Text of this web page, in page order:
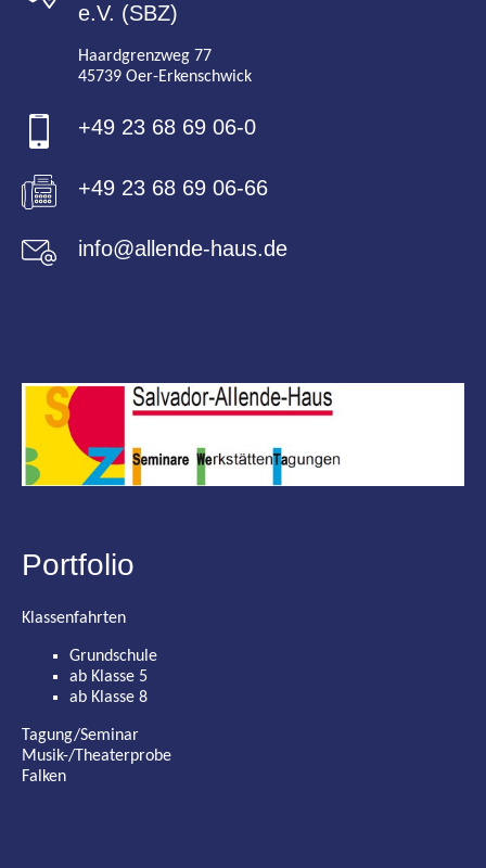
e.V. (SBZ)
Haardgrenzweg 77
45739 Oer-Erkenschwick
+49 23 68 69 06-0
+49 23 68 69 06-66
info@allende-haus.de
Portfolio
Klassenfahrten
Grundschule
ab Klasse 5
ab Klasse 8
Tagung/Seminar
Musik-/Theaterprobe
Falken